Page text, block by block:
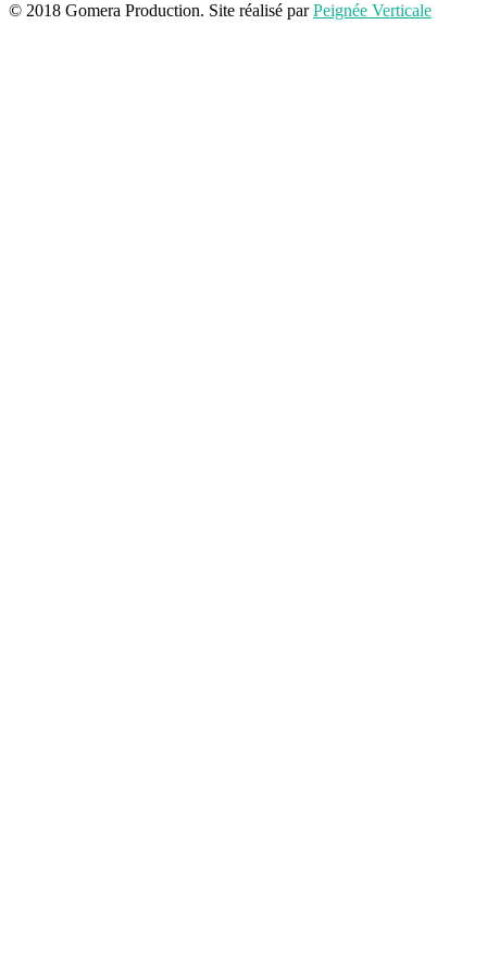
© 2018 Gomera Production. Site réalisé parPeignée Verticale